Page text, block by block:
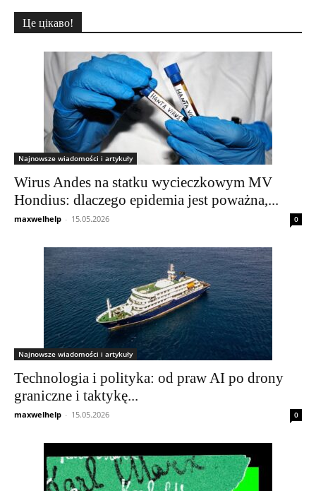
Це цікаво!
Najnowsze wiadomości i artykuły
Wirus Andes na statku wycieczkowym MV
Hondius: dlaczego epidemia jest poważna,...
maxwelhelp - 15.05.2026 0
Najnowsze wiadomości i artykuły
Technologia i polityka: od praw AI po drony
graniczne i taktykę...
maxwelhelp - 15.05.2026 0